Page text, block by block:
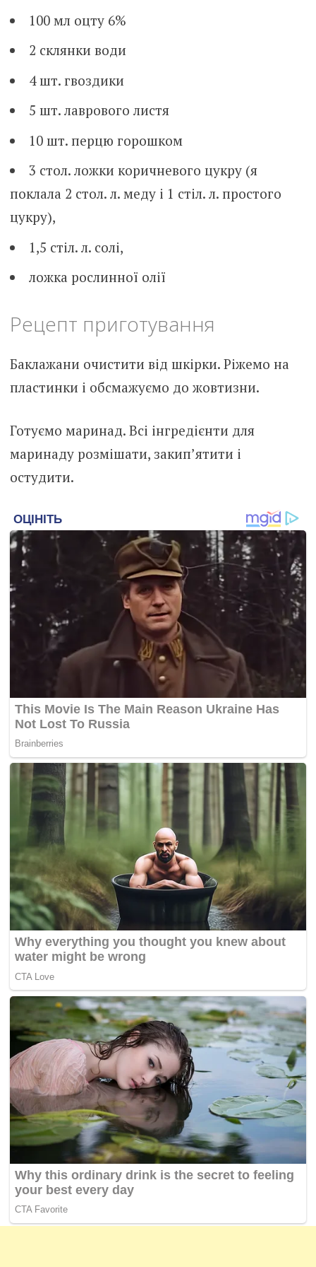
100 мл оцту 6%
2 склянки води
4 шт. гвоздики
5 шт. лаврового листя
10 шт. перцю горошком
3 стол. ложки коричневого цукру (я
поклала 2 стол. л. меду і 1 стіл. л. простого
цукру),
1,5 стіл. л. солі,
ложка рослинної олії
Рецепт приготування
Баклажани очистити від шкірки. Ріжемо на
пластинки і обсмажуємо до жовтизни.
Готуємо маринад. Всі інгредієнти для
маринаду розмішати, закип’ятити і
остудити.